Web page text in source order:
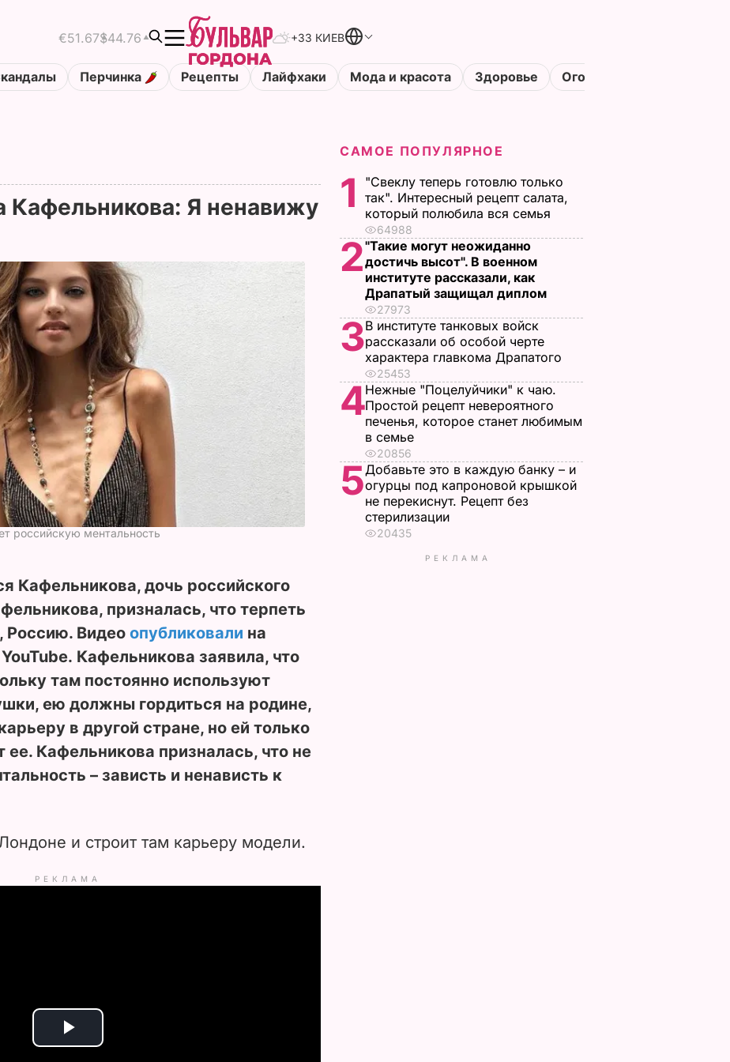
€51.67$44.76 +33 КИЕВ
Перчинка Рецепты Лайфхаки Мода и красота Здоровье Огороды
Кафельникова: Я ненавижу
российскую ментальность
Кафельникова, дочь российского
призналась, что терпеть
Россию. Видео опубликовали на
Кафельникова заявила, что
там постоянно используют
ею должны гордиться на родине,
в другой стране, но ей только
Кафельникова призналась, что не
– зависть и ненависть к
и строит там карьеру модели.
РЕКЛАМА
P
САМОЕ ПОПУЛЯРНОЕ
1
"Свеклу теперь готовлю только
так". Интересный рецепт салата,
который полюбила вся семья
64988
2"Такие могут неожиданно
достичь высот". В военном
институте рассказали, как
Драпатый защищал диплом
27973
3В институте танковых войск
рассказали об особой черте
характера главкома Драпатого
25453
4Нежные "Поцелуйчики" к чаю.
Простой рецепт невероятного
печенья, которое станет любимым
в семье
20856
5Добавьте это в каждую банку – и
огурцы под капроновой крышкой
не перекиснут. Рецепт без
стерилизации
20435
РЕКЛАМА